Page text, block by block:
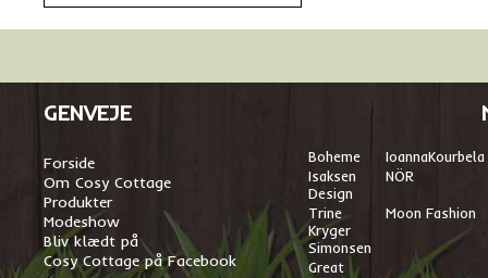
GENVEJE
Forside
Om Cosy Cottage
Produkter
Modeshow
Bliv klædt på
Cosy Cottage på Facebook
Boheme IoannaKourbela
Isaksen
Design
NÖR
Trine
Kryger
Simonsen
Moon Fashion
Great